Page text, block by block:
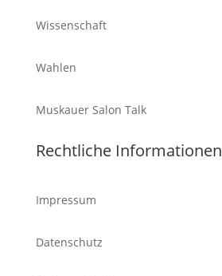
Wissenschaft
Wahlen
Muskauer Salon Talk
Rechtliche Informationen
Impressum
Datenschutz